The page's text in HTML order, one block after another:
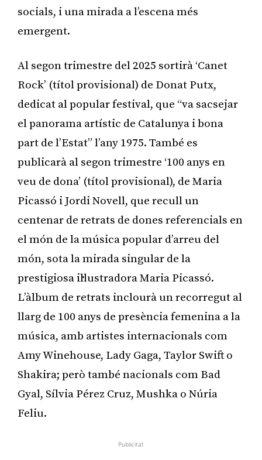
socials, i una mirada a l’escena més
emergent.
Al segon trimestre del 2025 sortirà ‘Canet
Rock’ (títol provisional) de Donat Putx,
dedicat al popular festival, que “va sacsejar
el panorama artístic de Catalunya i bona
part de l’Estat” l’any 1975. També es
publicarà al segon trimestre ‘100 anys en
veu de dona’ (títol provisional), de Maria
Picassó i Jordi Novell, que recull un
centenar de retrats de dones referencials en
el món de la música popular d’arreu del
món, sota la mirada singular de la
prestigiosa il·lustradora Maria Picassó.
L’àlbum de retrats inclourà un recorregut al
llarg de 100 anys de presència femenina a la
música, amb artistes internacionals com
Amy Winehouse, Lady Gaga, Taylor Swift o
Shakira; però també nacionals com Bad
Gyal, Sílvia Pérez Cruz, Mushka o Núria
Feliu.
Publicitat